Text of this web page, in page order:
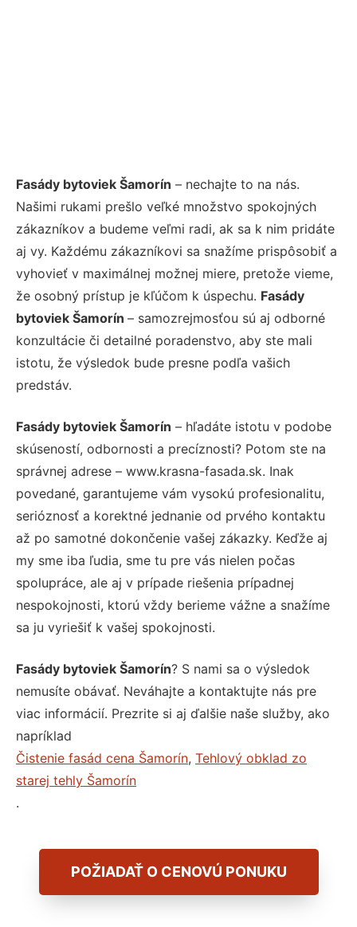
Fasády bytoviek Šamorín – nechajte to na nás.
Našimi rukami prešlo veľké množstvo spokojných
zákazníkov a budeme veľmi radi, ak sa k nim pridáte
aj vy. Každému zákazníkovi sa snažíme prispôsobiť a
vyhovieť v maximálnej možnej miere, pretože vieme,
že osobný prístup je kľúčom k úspechu. Fasády
bytoviek Šamorín – samozrejmosťou sú aj odborné
konzultácie či detailné poradenstvo, aby ste mali
istotu, že výsledok bude presne podľa vašich
predstáv.
Fasády bytoviek Šamorín – hľadáte istotu v podobe
skúseností, odbornosti a precíznosti? Potom ste na
správnej adrese – www.krasna-fasada.sk. Inak
povedané, garantujeme vám vysokú profesionalitu,
serióznosť a korektné jednanie od prvého kontaktu
až po samotné dokončenie vašej zákazky. Keďže aj
my sme iba ľudia, sme tu pre vás nielen počas
spolupráce, ale aj v prípade riešenia prípadnej
nespokojnosti, ktorú vždy berieme vážne a snažíme
sa ju vyriešiť k vašej spokojnosti.
Fasády bytoviek Šamorín? S nami sa o výsledok
nemusíte obávať. Neváhajte a kontaktujte nás pre
viac informácií. Prezrite si aj ďalšie naše služby, ako
napríklad
Čistenie fasád cena Šamorín, Tehlový obklad zo
starej tehly Šamorín
.
POŽIADAŤ O CENOVÚ PONUKU